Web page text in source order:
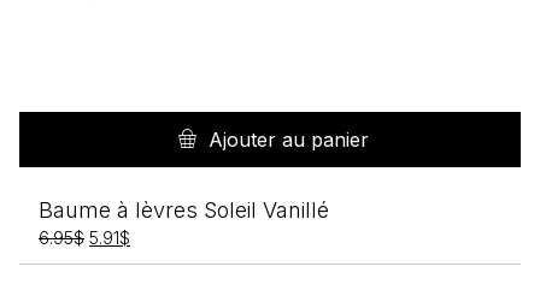
Ajouter au panier
Baume à lèvres Soleil Vanillé
6.95$ Le
prix
5.91$
prix